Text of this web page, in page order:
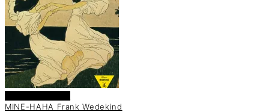
MINE-HAHA Frank Wedekind